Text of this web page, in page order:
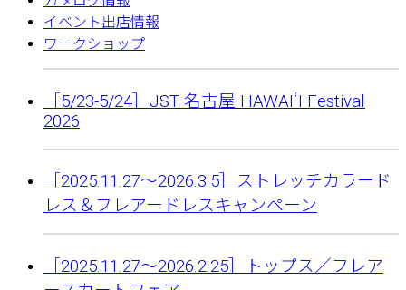
イベント出店情報
ワークショップ
［5/23-5/24］JST 名古屋 HAWAIʻI Festival
2026
［2025.11.27〜2026.3.5］ストレッチカラード
レス＆フレアードレスキャンペーン
［2025.11.27〜2026.2.25］トップス／フレア